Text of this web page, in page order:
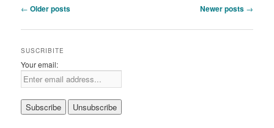
Post
← Older posts Newer posts →
SUSCRIBITE
Your email: